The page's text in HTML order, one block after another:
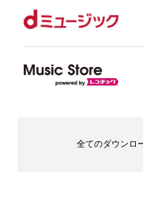
全てのダウンロ